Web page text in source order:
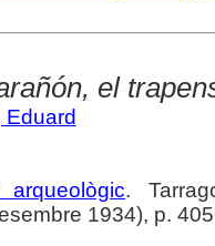
el
Eduard
arqueològic.
1934), p.